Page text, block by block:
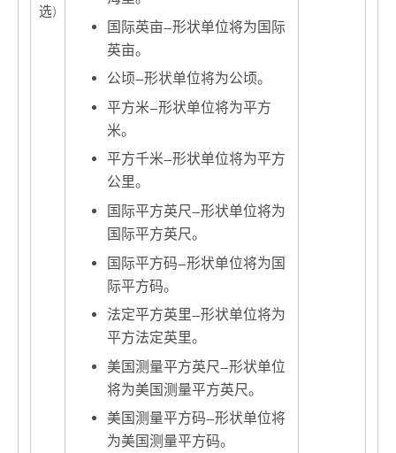
选)
国际英亩—形状单位将为国际
英亩。
公顷—形状单位将为公顷。
平方米—形状单位将为平方
米。
平方千米—形状单位将为平方
公里。
国际平方英尺—形状单位将为
国际平方英尺。
国际平方码—形状单位将为国
际平方码。
法定平方英里—形状单位将为
平方法定英里。
美国测量平方英尺—形状单位
将为美国测量平方英尺。
美国测量平方码—形状单位将
为美国测量平方码。